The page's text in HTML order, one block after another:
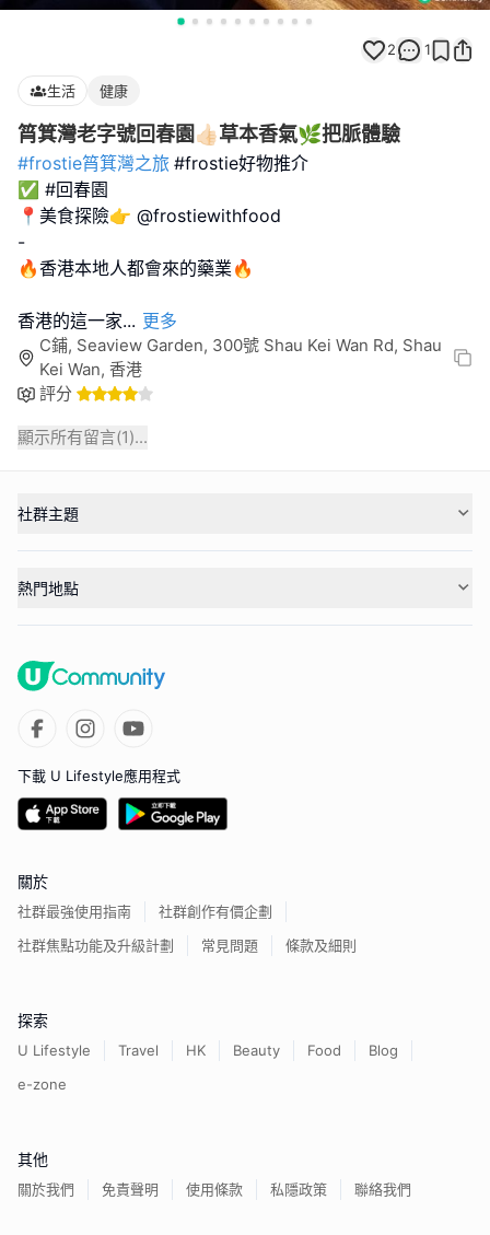
2 1
生活 健康
筲箕灣老字號回春園👍🏻草本香氣🌿把脈體驗
#frostie筲箕灣之旅 #frostie好物推介
✅ #回春園
📍美食探險👉 @frostiewithfood
-
🔥香港本地人都會來的藥業🔥
香港的這一家... 更多
C鋪, Seaview Garden, 300號 Shau Kei Wan Rd, Shau
Kei Wan, 香港
評分
顯示所有留言(1)...
社群主題
熱門地點
下載 U Lifestyle應用程式
關於
社群最強使用指南
社群創作有價企劃
社群焦點功能及升級計劃
常見問題 條款及細則
探索
U Lifestyle Travel HK Beauty Food
Blog
e-zone
其他
關於我們 免責聲明 使用條款 私隱政策 聯絡我們